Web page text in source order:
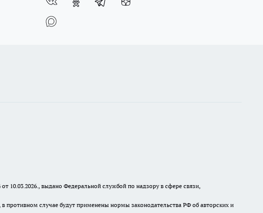
10.03.2026., выдано Федеральной службой по надзору в сфере связи,
, в противном случае будут применены нормы законодательства РФ об авторских и